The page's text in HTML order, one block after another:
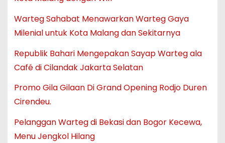
Warteg Sahabat Menawarkan Warteg Gaya
Milenial untuk Kota Malang dan Sekitarnya
Republik Bahari Mengepakan Sayap Warteg ala
Café di Cilandak Jakarta Selatan
Promo Gila Gilaan Di Grand Opening Rodjo Duren
Cirendeu.
Pelanggan Warteg di Bekasi dan Bogor Kecewa,
Menu Jengkol Hilang